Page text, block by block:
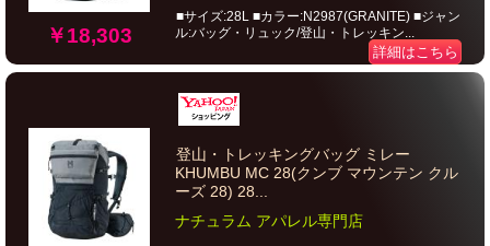
￥18,303
■サイズ:28L ■カラー:N2987(GRANITE) ■ジャン
ル:バッグ・リュック/登山・トレッキン...
詳細はこちら
登山・トレッキングバッグ ミレー
KHUMBU MC 28(クンブ マウンテン クル
ーズ 28) 28...
ナチュラム アパレル専門店